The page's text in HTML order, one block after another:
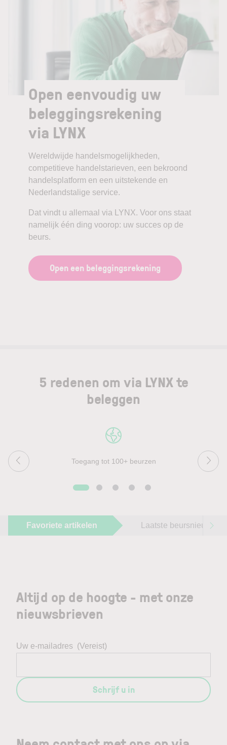
Open eenvoudig uw
beleggingsrekening
via LYNX
Wereldwijde handelsmogelijkheden,
competitieve handelstarieven, een bekroond
handelsplatform en een uitstekende en
Nederlandstalige service.
Dat vindt u allemaal via LYNX. Voor ons staat
namelijk één ding voorop: uw succes op de
beurs.
Open een beleggingsrekening
5 redenen om via LYNX te
beleggen
Toegang tot 100+ beurzen
Favoriete artikelen Laatste beursnieuws
Altijd op de hoogte - met onze
nieuwsbrieven
Uw e-mailadres (Vereist)
Schrijf u in